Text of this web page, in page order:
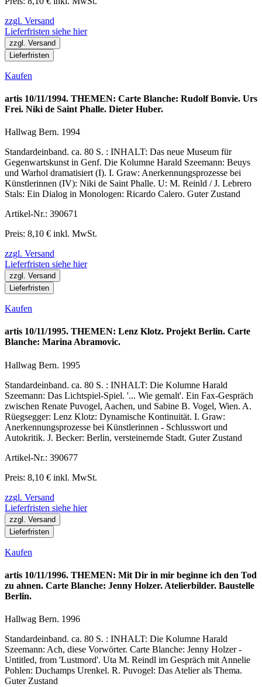
zzgl. Versand
Lieferfristen siehe hier
zzgl. Versand
Lieferfristen
Kaufen
artis 10/11/1994. THEMEN: Carte Blanche: Rudolf Bonvie. Urs
Frei. Niki de Saint Phalle. Dieter Huber.
Hallwag Bern. 1994
Standardeinband. ca. 80 S. : INHALT: Das neue Museum für
Gegenwartskunst in Genf. Die Kolumne Harald Szeemann: Beuys
und Warhol dramatisiert (I). I. Graw: Anerkennungsprozesse bei
Künstlerinnen (IV): Niki de Saint Phalle. U: M. Reinld / J. Lebrero
Stals: Ein Dialog in Monologen: Ricardo Calero. Guter Zustand
Artikel-Nr.: 390671
Preis: 8,10 € inkl. MwSt.
zzgl. Versand
Lieferfristen siehe hier
zzgl. Versand
Lieferfristen
Kaufen
artis 10/11/1995. THEMEN: Lenz Klotz. Projekt Berlin. Carte
Blanche: Marina Abramovic.
Hallwag Bern. 1995
Standardeinband. ca. 80 S. : INHALT: Die Kolumne Harald
Szeemann: Das Lichtspiel-Spiel. '... Wie gemalt'. Ein Fax-Gespräch
zwischen Renate Puvogel, Aachen, und Sabine B. Vogel, Wien. A.
Rüegsegger: Lenz Klotz: Dynamische Kontinuität. I. Graw:
Anerkennungsprozesse bei Künstlerinnen - Schlusswort und
Autokritik. J. Becker: Berlin, versteinernde Stadt. Guter Zustand
Artikel-Nr.: 390677
Preis: 8,10 € inkl. MwSt.
zzgl. Versand
Lieferfristen siehe hier
zzgl. Versand
Lieferfristen
Kaufen
artis 10/11/1996. THEMEN: Mit Dir in mir beginne ich den Tod
zu ahnen. Carte Blanche: Jenny Holzer. Atelierbilder. Baustelle
Berlin.
Hallwag Bern. 1996
Standardeinband. ca. 80 S. : INHALT: Die Kolumne Harald
Szeemann: Ach, diese Vorwörter. Carte Blanche: Jenny Holzer -
Untitled, from 'Lustmord'. Uta M. Reindl im Gespräch mit Annelie
Pohlen: Duchamps Urenkel. R. Puvogel: Das Atelier als Thema.
Guter Zustand